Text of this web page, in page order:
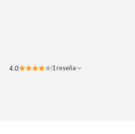
4.0 1 reseña